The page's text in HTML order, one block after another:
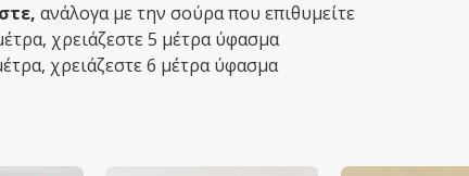
ανάλογα με την σούρα που επιθυμείτε
χρειάζεστε 5 μέτρα ύφασμα
χρειάζεστε 6 μέτρα ύφασμα